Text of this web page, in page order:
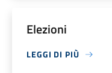
Elezioni
LEGGI DI PIÙ